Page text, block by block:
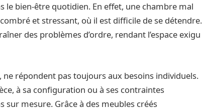
bien-être quotidien. En effet, une chambre mal
et stressant, où il est difficile de se détendre.
des problèmes d’ordre, rendant l’espace exigu
répondent pas toujours aux besoins individuels.
à sa configuration ou à ses contraintes
sur mesure. Grâce à des meubles créés